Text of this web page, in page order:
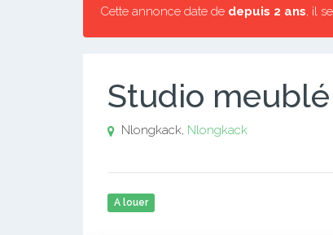
Cette annonce date de depuis 2 ans, il
Studio
Nlongkack, Nlongkack
A louer